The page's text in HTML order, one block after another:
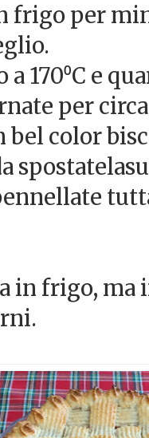
frigo per
170⁰C e
per
bel color
in frigo, ma